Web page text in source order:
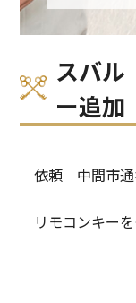
スバ
ー追加
依頼 中間市
リモコンキー